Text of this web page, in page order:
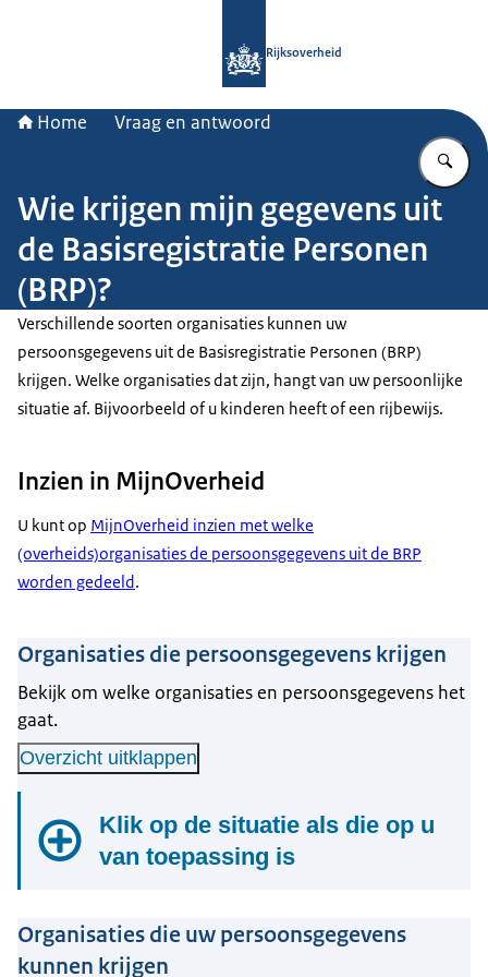
Rijksoverheid
Home Vraag en antwoord
Wie krijgen mijn gegevens uit
de Basisregistratie Personen
(BRP)?
Verschillende soorten organisaties kunnen uw
persoonsgegevens uit de Basisregistratie Personen (BRP)
krijgen. Welke organisaties dat zijn, hangt van uw persoonlijke
situatie af. Bijvoorbeeld of u kinderen heeft of een rijbewijs.
Inzien in MijnOverheid
U kunt op MijnOverheid inzien met welke
(overheids)organisaties de persoonsgegevens uit de BRP
worden gedeeld.
Organisaties die persoonsgegevens krijgen
Bekijk om welke organisaties en persoonsgegevens het
gaat.
Overzicht uitklappen
Klik op de situatie als die op u
van toepassing is
Heeft u kinderen?
Verschillende jeugdzorgorganisaties krijgen
Organisaties die uw persoonsgegevens
kunnen krijgen